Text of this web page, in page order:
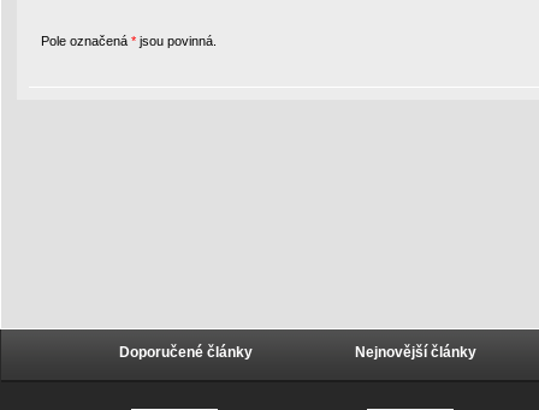
Pole označená * jsou povinná.
Doporučené články Nejnovější články